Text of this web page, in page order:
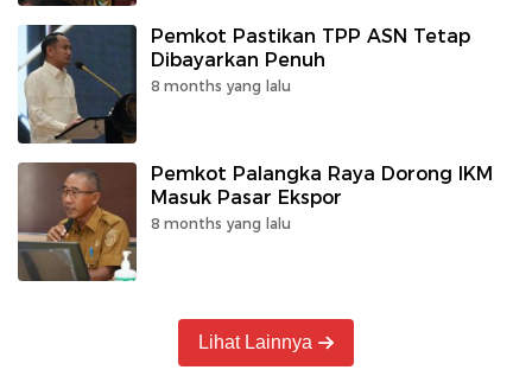
Pemkot Pastikan TPP ASN Tetap
Dibayarkan Penuh
8 months yang lalu
Pemkot Palangka Raya Dorong IKM
Masuk Pasar Ekspor
8 months yang lalu
Lihat Lainnya